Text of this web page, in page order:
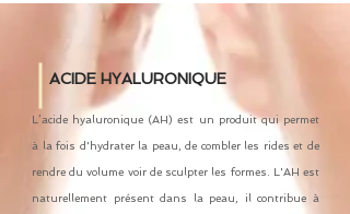
ACIDE HYALURONIQUE
L’acide hyaluronique (AH) est un produit qui permet
à la fois d'hydrater la peau, de combler les rides et de
rendre du volume voir de sculpter les formes. L'AH est
naturellement présent dans la peau, il contribue à